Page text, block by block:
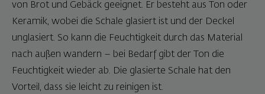
von Brot und Gebäck geeignet. Er besteht aus Ton oder
Keramik, wobei die Schale glasiert ist und der Deckel
unglasiert. So kann die Feuchtigkeit durch das Material
nach außen wandern – bei Bedarf gibt der Ton die
Feuchtigkeit wieder ab. Die glasierte Schale hat den
Vorteil, dass sie leicht zu reinigen ist.